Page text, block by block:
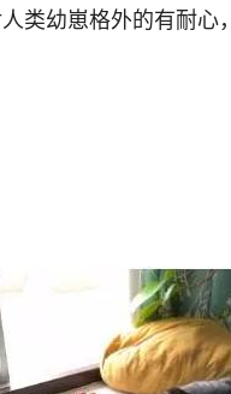
类幼崽格外的有耐心